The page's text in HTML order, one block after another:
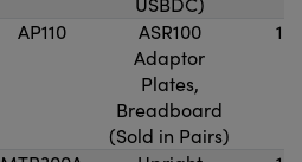
AP110
ASR100
Adaptor
Plates,
Breadboard
(Sold in Pairs)
1